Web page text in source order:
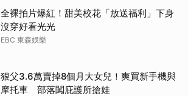
全裸拍片爆紅！甜美校花「放送福利」下身
沒穿好看光光
EBC 東森娛樂
狠父3.6萬賣掉8個月大女兒！爽買新手機與
摩托車 部落闖庇護所搶娃